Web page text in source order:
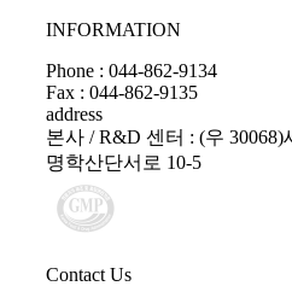
INFORMATION
Phone : 044-862-9134
Fax : 044-862-9135
address
본사 / R&D 센터 : (우
명학산단서로 10-5
Contact Us